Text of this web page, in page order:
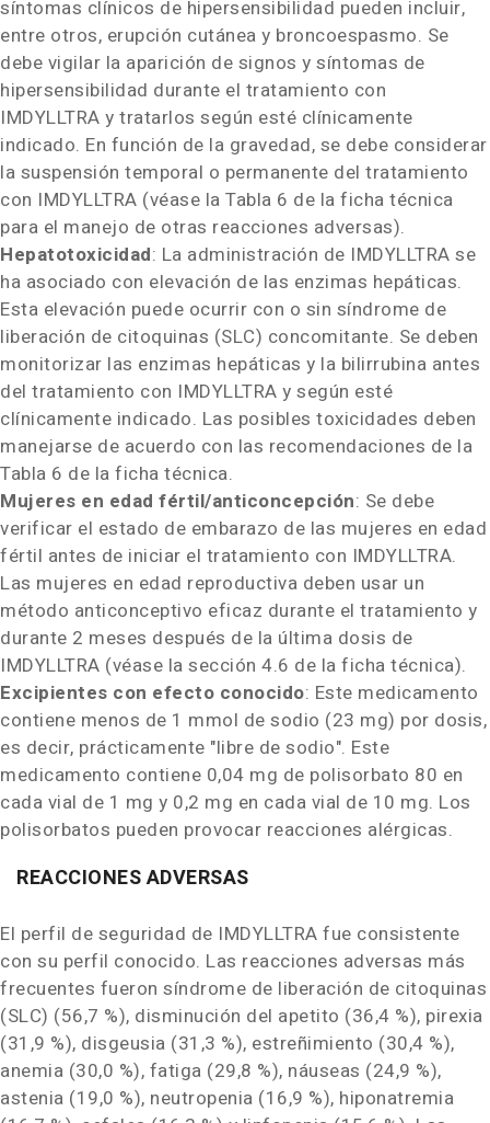
síntomas clínicos de hipersensibilidad pueden incluir,
entre otros, erupción cutánea y broncoespasmo. Se
debe vigilar la aparición de signos y síntomas de
hipersensibilidad durante el tratamiento con
IMDYLLTRA y tratarlos según esté clínicamente
indicado. En función de la gravedad, se debe considerar
la suspensión temporal o permanente del tratamiento
con IMDYLLTRA (véase la Tabla 6 de la ficha técnica
para el manejo de otras reacciones adversas).
Hepatotoxicidad: La administración de IMDYLLTRA se
ha asociado con elevación de las enzimas hepáticas.
Esta elevación puede ocurrir con o sin síndrome de
liberación de citoquinas (SLC) concomitante. Se deben
monitorizar las enzimas hepáticas y la bilirrubina antes
del tratamiento con IMDYLLTRA y según esté
clínicamente indicado. Las posibles toxicidades deben
manejarse de acuerdo con las recomendaciones de la
Tabla 6 de la ficha técnica.
Mujeres en edad fértil/anticoncepción: Se debe
verificar el estado de embarazo de las mujeres en edad
fértil antes de iniciar el tratamiento con IMDYLLTRA.
Las mujeres en edad reproductiva deben usar un
método anticonceptivo eficaz durante el tratamiento y
durante 2 meses después de la última dosis de
IMDYLLTRA (véase la sección 4.6 de la ficha técnica).
Excipientes con efecto conocido: Este medicamento
contiene menos de 1 mmol de sodio (23 mg) por dosis,
es decir, prácticamente "libre de sodio". Este
medicamento contiene 0,04 mg de polisorbato 80 en
cada vial de 1 mg y 0,2 mg en cada vial de 10 mg. Los
polisorbatos pueden provocar reacciones alérgicas.
REACCIONES ADVERSAS
El perfil de seguridad de IMDYLLTRA fue consistente
con su perfil conocido. Las reacciones adversas más
frecuentes fueron síndrome de liberación de citoquinas
(SLC) (56,7 %), disminución del apetito (36,4 %), pirexia
(31,9 %), disgeusia (31,3 %), estreñimiento (30,4 %),
anemia (30,0 %), fatiga (29,8 %), náuseas (24,9 %),
astenia (19,0 %), neutropenia (16,9 %), hiponatremia